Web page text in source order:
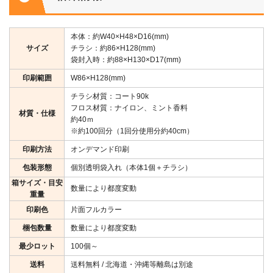
サイズ
本体：約W40×H48×D16(mm)
チラシ：約86×H128(mm)
袋封入時：約88×H130×D17(mm)
印刷範囲 W86×H128(mm)
材質・仕様
チラシ材質：コート90k
フロス材質：ナイロン、ミント香料
約40ｍ
※約100回分（1回分使用分約40cm）
印刷方法 オンデマンド印刷
包装形態
個別透明袋入れ（本体1個＋チラシ）
箱サイズ・目安
重量
数量により都度変動
印刷色 片面フルカラー
梱包数量 数量により都度変動
最少ロット 100個～
送料 送料無料 / 北海道・沖縄等離島は別途